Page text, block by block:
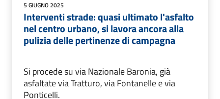
5 GIUGNO 2025
Interventi strade: quasi ultimato l'asfalto
nel centro urbano, si lavora ancora alla
pulizia delle pertinenze di campagna
Si procede su via Nazionale Baronia, già
asfaltate via Tratturo, via Fontanelle e via
Ponticelli.